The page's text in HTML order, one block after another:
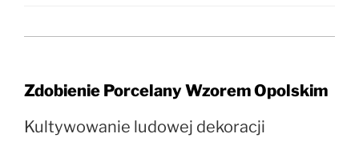
Zdobienie Porcelany Wzorem Opolskim
Kultywowanie ludowej dekoracji